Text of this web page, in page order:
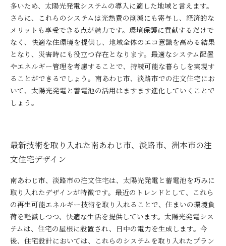
多いため、太陽光発電システムの導入に適した地域と言えます。
さらに、これらのシステムは光熱費の削減にも寄与し、経済的な
メリットも享受できる点が魅力です。環境保護に貢献するだけで
なく、快適な住環境を提供し、地域全体のエコ意識を高める結果
となり、災害時にも役立つ存在となります。最適なシステム配置
やエネルギー管理を考慮することで、持続可能な暮らしを実現す
ることができるでしょう。南あわじ市、淡路市での注文住宅にお
いて、太陽光発電と蓄電池の活用はますます進化していくことで
しょう。
最新技術を取り入れた南あわじ市、淡路市、洲本市の注
文住宅デザイン
南あわじ市、淡路市の注文住宅は、太陽光発電と蓄電池を巧みに
取り入れたデザインが特徴です。最近のトレンドとして、これら
の再生可能エネルギー技術を取り入れることで、住まいの環境負
荷を軽減しつつ、快適な生活を提供しています。太陽光発電シス
テムは、住宅の屋根に設置され、日中の電力を生成します。今
後、住宅設計においては、これらのシステムを取り入れたプラン